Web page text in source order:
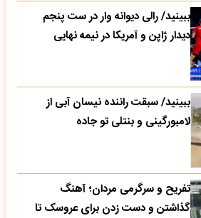
ببینید/ رالی دیوانه وار در ست پنجم
دیدار ژاپن و آمریکا در نیمه نهایی
ببینید/ سبقت راننده نیسان آبی از
لامبورگینی و بنتلی تو جاده
تفریح و سرگرمی مردان؛ آهنگ
گذاشتن و دست زدن برای عروسک تا